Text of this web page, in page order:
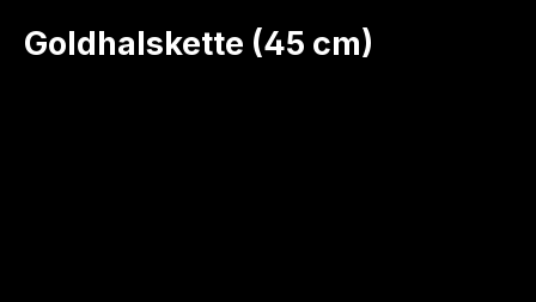
Goldhalskette (45 cm)